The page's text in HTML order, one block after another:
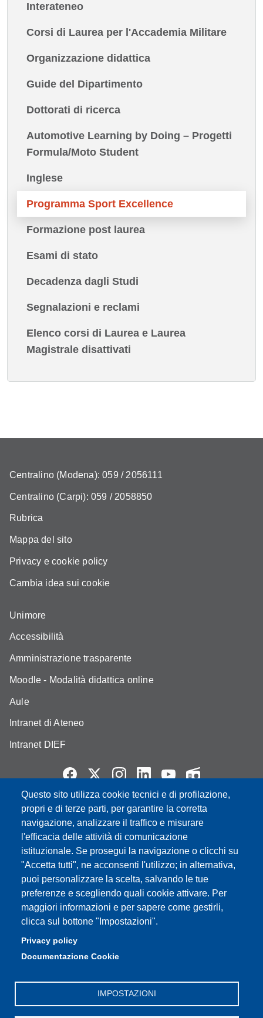
Interateneo
Corsi di Laurea per l'Accademia Militare
Organizzazione didattica
Guide del Dipartimento
Dottorati di ricerca
Automotive Learning by Doing – Progetti
Formula/Moto Student
Inglese
Programma Sport Excellence
Formazione post laurea
Esami di stato
Decadenza dagli Studi
Segnalazioni e reclami
Elenco corsi di Laurea e Laurea
Magistrale disattivati
Questo sito utilizza cookie tecnici e di profilazione,
propri e di terze parti, per garantire la corretta
navigazione, analizzare il traffico e misurare
l'efficacia delle attività di comunicazione
istituzionale. Se prosegui la navigazione o clicchi su
"Accetta tutti", ne acconsenti l'utilizzo; in alternativa,
puoi personalizzare la scelta, salvando le tue
preferenze e scegliendo quali cookie attivare. Per
maggiori informazioni e per sapere come gestirli,
clicca sul bottone "Impostazioni".
Privacy policy
Documentazione Cookie
IMPOSTAZIONI
Centralino (Modena): 059 / 2056111
Centralino (Carpi): 059 / 2058850
Rubrica
Mappa del sito
Privacy e cookie policy
Cambia idea sui cookie
Unimore
Accessibilità
Amministrazione trasparente
Moodle - Modalità didattica online
Aule
Intranet di Ateneo
Intranet DIEF
Partita IVA: 00427620364
e-mail: urp@unimore.it
PEC: primo contatto: urp@pec.unimore.it
Indirizzo ReGIndE per notifica Atti Processuali:
direzionelegale@pec.unimore.it
Sede di Modena: Via Università 4, 41121 Modena, Tel. 059
2056511 - Fax 059 245156
Sede di Reggio Emilia : Viale A. Allegri 9, 42121 Reggio
Emilia, Tel. 0522 523041 - Fax 0522 523045